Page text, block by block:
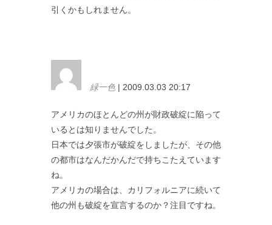
引くかもしれません。
緑一色 | 2009.03.03 20:17
アメリカのほとんどの州が財政破綻に陥って
いるとは知りませんでした。
日本では夕張市が破綻をしましたが、その他
の都市はなんだかんだで持ちこたえています
ね。
アメリカの場合は、カリフォルニアに続いて
他の州も破綻を宣言するのか？注目ですね。